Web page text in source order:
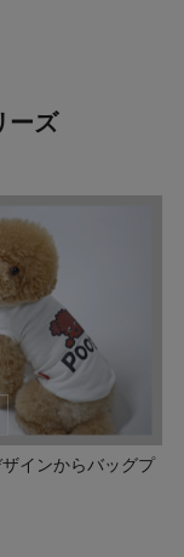
ーズ
インからバッグプ